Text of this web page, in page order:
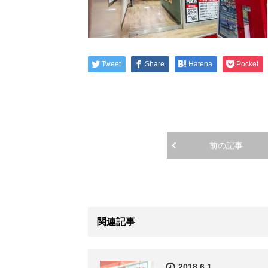
Tweet Share Hatena Pocket
前の記事
関連記事